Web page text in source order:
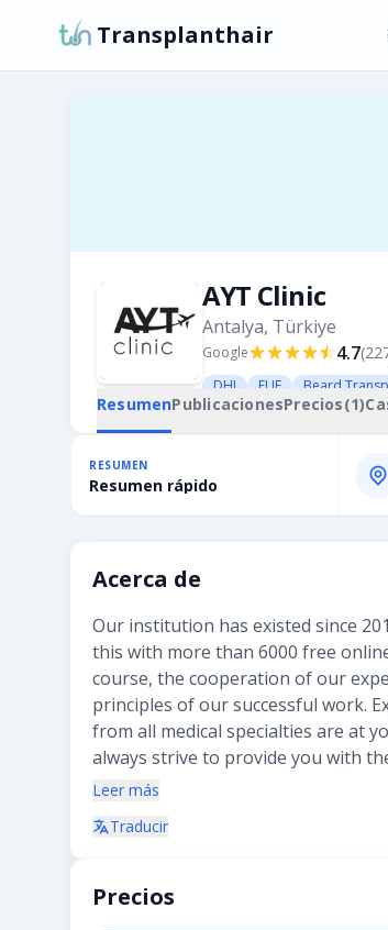
Transplanthair
AYT Clinic
Antalya, Türkiye
Google 4.7(
DHI FUE Beard
ResumenPublicacionesPrecios(1)
RESUMEN
Resumen rápido
Acerca de
Our institution has existed since
this with more than 6000 free
course, the cooperation of our
principles of our successful work.
from all medical specialties are at
always strive to provide you with
support you in English, German,
Leer más
Traducir
Precios